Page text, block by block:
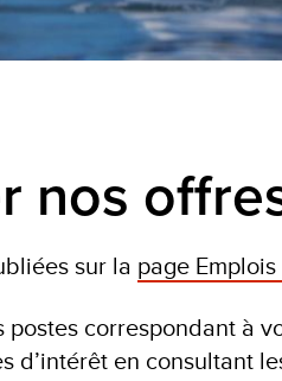
nos
sur la page
correspondant à
d’intérêt en consultant